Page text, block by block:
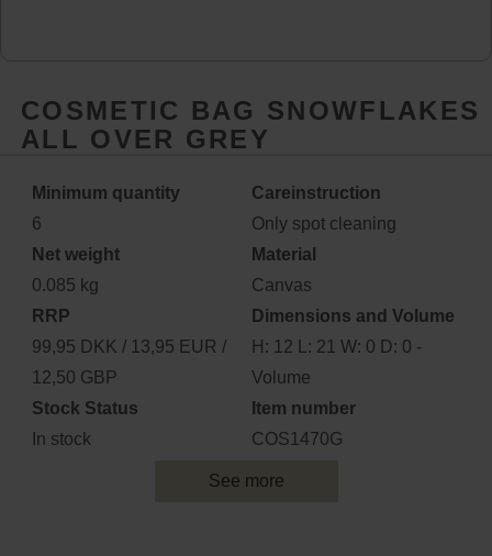
COSMETIC BAG SNOWFLAKES
ALL OVER GREY
Minimum quantity
6
Careinstruction
Only spot cleaning
Net weight
0.085 kg
Material
Canvas
RRP
99,95 DKK / 13,95 EUR /
12,50 GBP
Dimensions and Volume
H: 12 L: 21 W: 0 D: 0 -
Volume
Stock Status
In stock
Item number
COS1470G
See more